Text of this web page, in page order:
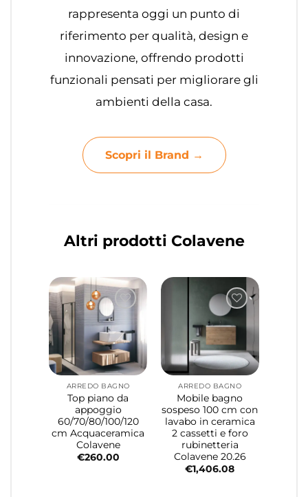
rappresenta oggi un punto di
riferimento per qualità, design e
innovazione, offrendo prodotti
funzionali pensati per migliorare gli
ambienti della casa.
Scopri il Brand →
Altri prodotti Colavene
ARREDO BAGNO
Top piano da
appoggio
60/70/80/100/120
cm Acquaceramica
Colavene
€260.00
ARREDO BAGNO
Mobile bagno
sospeso 100 cm con
lavabo in ceramica
2 cassetti e foro
rubinetteria
Colavene 20.26
€1,406.08